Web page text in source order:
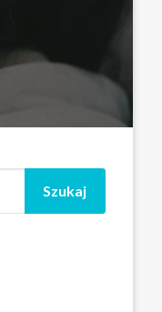
Szukaj